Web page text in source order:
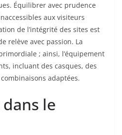
Équilibrer avec prudence
aux visiteurs
de l’intégrité des sites est
relève avec passion. La
; ainsi, l’équipement
incluant des casques, des
adaptées.
le